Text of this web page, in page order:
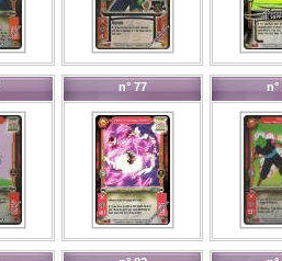
n° 77 n°